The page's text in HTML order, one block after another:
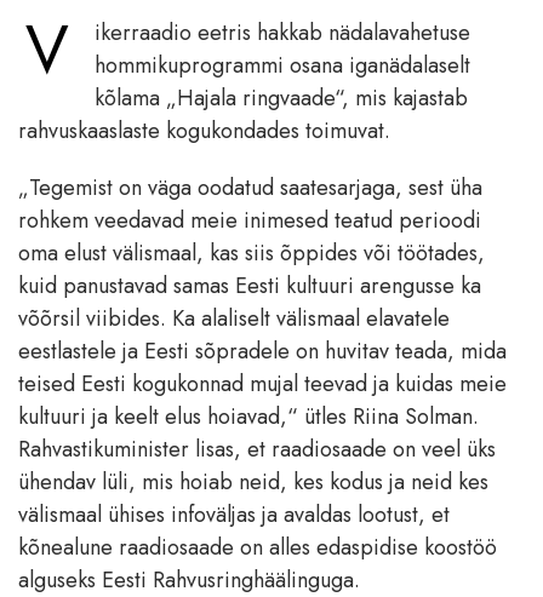
V
ikerraadio eetris hakkab nädalavahetuse
hommikuprogrammi osana iganädalaselt
kõlama „Hajala ringvaade“, mis kajastab
rahvuskaaslaste kogukondades toimuvat.
„Tegemist on väga oodatud saatesarjaga, sest üha
rohkem veedavad meie inimesed teatud perioodi
oma elust välismaal, kas siis õppides või töötades,
kuid panustavad samas Eesti kultuuri arengusse ka
võõrsil viibides. Ka alaliselt välismaal elavatele
eestlastele ja Eesti sõpradele on huvitav teada, mida
teised Eesti kogukonnad mujal teevad ja kuidas meie
kultuuri ja keelt elus hoiavad,“ ütles Riina Solman.
Rahvastikuminister lisas, et raadiosaade on veel üks
ühendav lüli, mis hoiab neid, kes kodus ja neid kes
välismaal ühises infoväljas ja avaldas lootust, et
kõnealune raadiosaade on alles edaspidise koostöö
alguseks Eesti Rahvusringhäälinguga.